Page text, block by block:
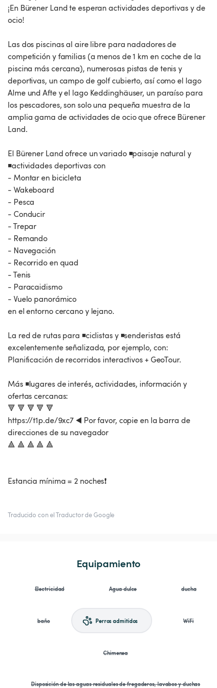
¡En Bürener Land te esperan actividades deportivas y de
ocio!
Las dos piscinas al aire libre para nadadores de
competición y familias (a menos de 1 km en coche de la
piscina más cercana), numerosas pistas de tenis y
deportivas, un campo de golf cubierto, así como el lago
Alme und Afte y el lago Keddinghäuser, un paraíso para
los pescadores, son solo una pequeña muestra de la
amplia gama de actividades de ocio que ofrece Bürener
Land.
El Bürener Land ofrece un variado ◾paisaje natural y
◾actividades deportivas con
- Montar en bicicleta
- Wakeboard
- Pesca
- Conducir
- Trepar
- Remando
- Navegación
- Recorrido en quad
- Tenis
- Paracaidismo
- Vuelo panorámico
en el entorno cercano y lejano.
La red de rutas para ◾ciclistas y ◾senderistas está
excelentemente señalizada, por ejemplo, con:
Planificación de recorridos interactivos + GeoTour.
Más ◾lugares de interés, actividades, información y
ofertas cercanas:
🔻 🔻 🔻 🔻 🔻
https://t1p.de/9xc7 ◀️ Por favor, copie en la barra de
direcciones de su navegador
🔺 🔺 🔺 🔺 🔺
Estancia mínima = 2 noches❗
Traducido con el Traductor de Google
Equipamiento
Electricidad Agua dulce ducha
baño Perros admitidos WiFi
Chimenea
Disposición de las aguas residuales de fregaderos, lavabos y duchas